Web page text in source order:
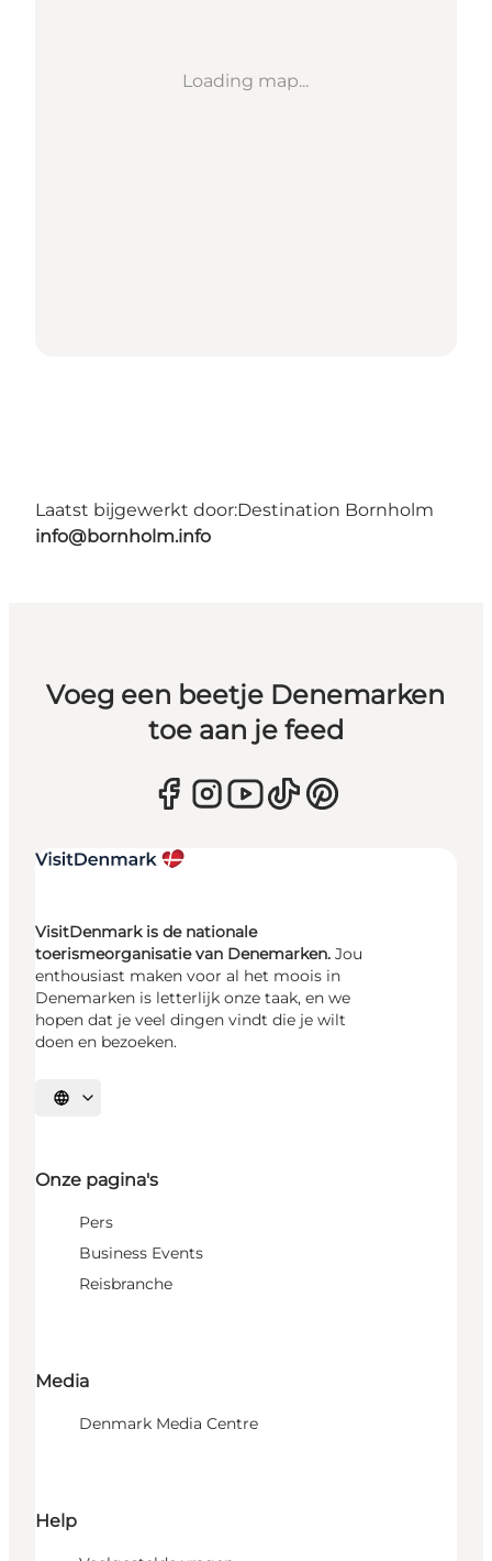
Loading map...
Laatst bijgewerkt door:Destination Bornholm
info@bornholm.info
Voeg een beetje Denemarken
toe aan je feed
VisitDenmark is de nationale
toerismeorganisatie van Denemarken. Jou
enthousiast maken voor al het moois in
Denemarken is letterlijk onze taak, en we
hopen dat je veel dingen vindt die je wilt
doen en bezoeken.
Selecteer taal
Onze pagina's
Pers
Business Events
Reisbranche
Media
Denmark Media Centre
Help